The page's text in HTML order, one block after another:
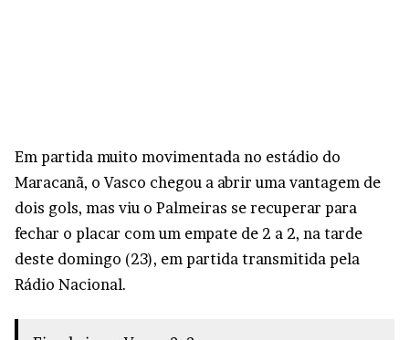
Em partida muito movimentada no estádio do
Maracanã, o Vasco chegou a abrir uma vantagem de
dois gols, mas viu o Palmeiras se recuperar para
fechar o placar com um empate de 2 a 2, na tarde
deste domingo (23), em partida transmitida pela
Rádio Nacional.